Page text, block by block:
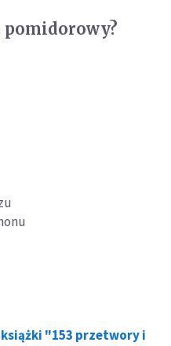
pomidorowy?
"153 przetwory i